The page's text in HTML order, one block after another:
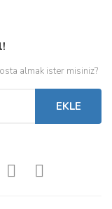
almak ister misiniz?
EKLE